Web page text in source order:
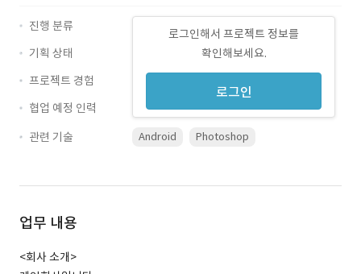
로그인해서 프로젝트 정보를
확인해보세요.
로그인
진행 분류
기획 상태
프로젝트 경험
협업 예정 인력
관련 기술
Android Photoshop
업무 내용
<회사 소개>